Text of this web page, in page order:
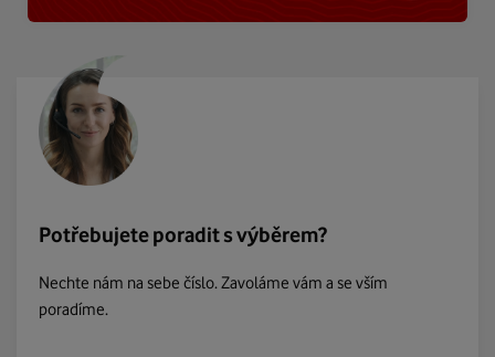
Potřebujete poradit s výběrem?
Nechte nám na sebe číslo. Zavoláme vám a se vším
poradíme.